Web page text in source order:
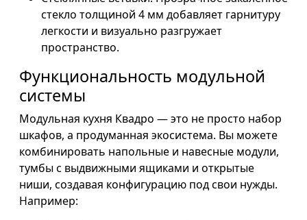
стекло толщиной 4 мм добавляет гарнитуру
легкости и визуально разгружает
пространство.
Функциональность модульной
системы
Модульная кухня Квадро — это не просто набор
шкафов, а продуманная экосистема. Вы можете
комбинировать напольные и навесные модули,
тумбы с выдвижными ящиками и открытые
ниши, создавая конфигурацию под свои нужды.
Например: